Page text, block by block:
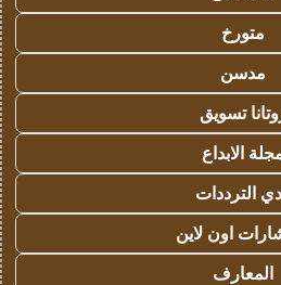
متورخ
مدسن
تسويق
الابداع
الترددات
اون لاين
المعارف